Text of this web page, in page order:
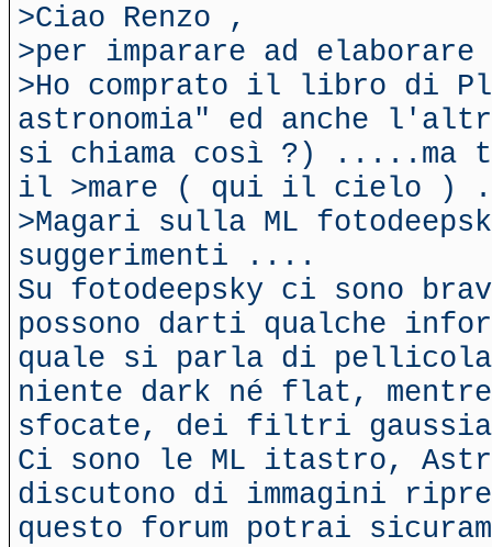
>Ciao Renzo ,
>per imparare ad
>Ho comprato il libro di
astronomia" ed anche
si chiama così ?) .....ma
il >mare ( qui il cielo ) .
>Magari sulla ML
suggerimenti ....
Su fotodeepsky ci sono
possono darti qualche
quale si parla di
niente dark né flat,
sfocate, dei filtri
Ci sono le ML itastro,
discutono di immagini
questo forum potrai